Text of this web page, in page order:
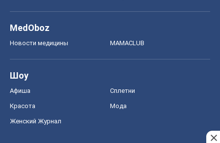
MedOboz
Новости медицины MAMACLUB
Шоу
Афиша Сплетни
Красота Мода
Женский Журнал